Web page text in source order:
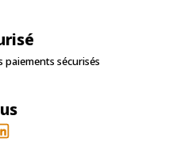
paiements sécurisés